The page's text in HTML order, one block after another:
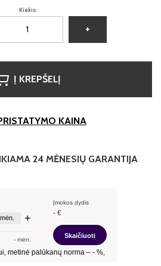
Kiekis:
+
Į KREPŠELĮ
KAINA
24 MĖNESIŲ GARANTIJA